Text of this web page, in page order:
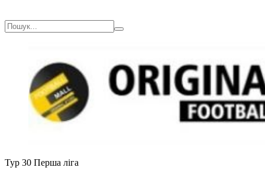
Тур 30 Перша ліга